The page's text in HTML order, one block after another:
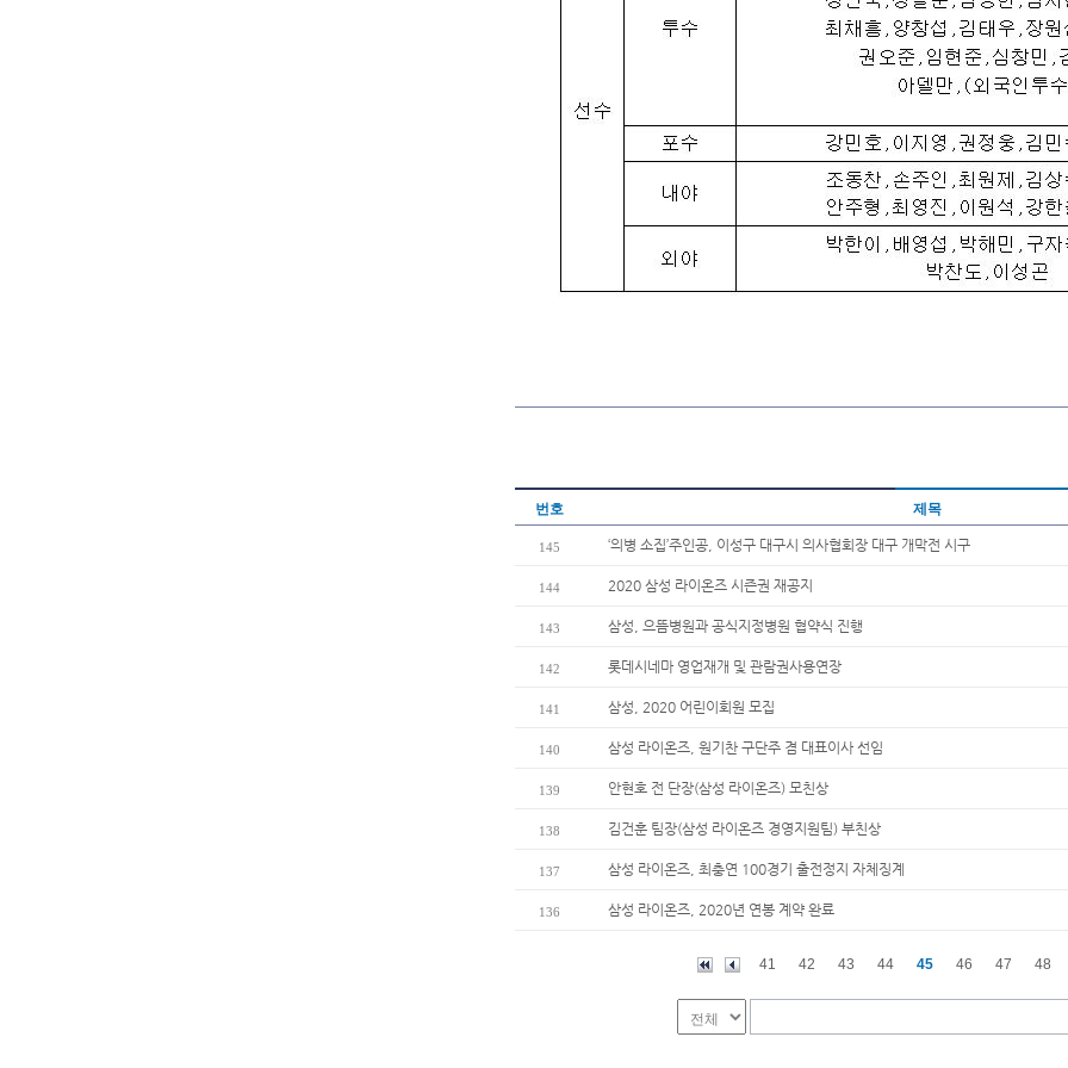
번호 제목
145 ‘의병 소집’주인공, 이성구 대구시 의사협회장 대구 개막전 시구
144 2020 삼성 라이온즈 시즌권 재공지
143 삼성, 으뜸병원과 공식지정병원 협약식 진행
142 롯데시네마 영업재개 및 관람권사용연장
141 삼성, 2020 어린이회원 모집
140 삼성 라이온즈, 원기찬 구단주 겸 대표이사 선임
139 안현호 전 단장(삼성 라이온즈) 모친상
138 김건훈 팀장(삼성 라이온즈 경영지원팀) 부친상
137 삼성 라이온즈, 최충연 100경기 출전정지 자체징계
136 삼성 라이온즈, 2020년 연봉 계약 완료
41 42 43 44 45 46 47 48